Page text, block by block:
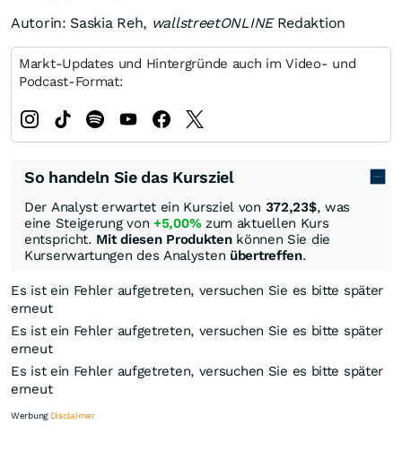
Autorin: Saskia Reh, wallstreetONLINERedaktion
Markt-Updates und Hintergründe auch im Video- und
Podcast-Format:
So handeln Sie das Kursziel
Der Analyst erwartet ein Kursziel von 372,23$, was
eine Steigerung von +5,00% zum aktuellen Kurs
entspricht. Mit diesen Produktenkönnen Sie die
Kurserwartungen des Analysten übertreffen.
Es ist ein Fehler aufgetreten, versuchen Sie es bitte später
erneut
Es ist ein Fehler aufgetreten, versuchen Sie es bitte später
erneut
Es ist ein Fehler aufgetreten, versuchen Sie es bitte später
erneut
Werbung Disclaimer